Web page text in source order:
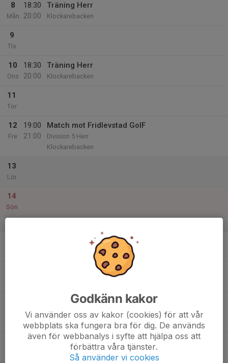
8
Mån
18:30
20:00
Träning Herr
Klockarebacken
9
Tis
10
Ons
18:30
20:00
Träning Herr
Klockarebacken
11
Tor
12
Fre
19:00
21:00
Match mot Fridlevstad GoIF
Division 5 Herr
Klockarebacken
13
Lör
14
Sön
Träning Herr
21:00
Match mot Sölvesborgs GIF U
Division 5 Herr
Klockarebacken 1
Godkänn kakor
Vi använder oss av kakor (cookies) för att vår
webbplats ska fungera bra för dig. De används
även för webbanalys i syfte att hjälpa oss att
förbättra våra tjänster.
Så använder vi cookies